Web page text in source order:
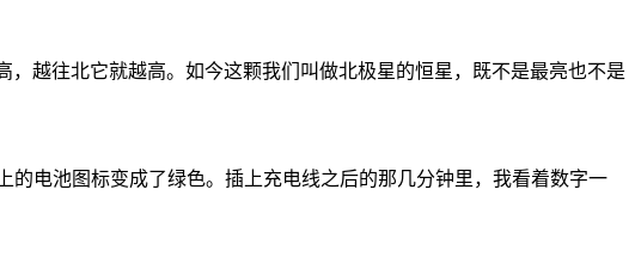
越往北它就越高。如今这颗我们叫做北极星的恒星，既不是最亮也不是
电池图标变成了绿色。插上充电线之后的那几分钟里，我看着数字一